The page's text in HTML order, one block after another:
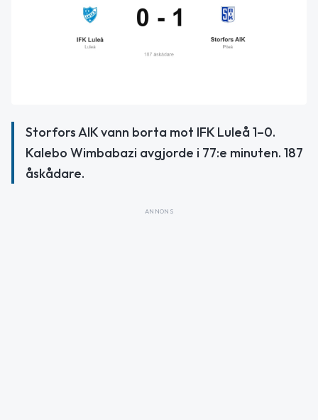
Storfors AIK vann borta mot IFK Luleå 1–0.
Kalebo Wimbabazi avgjorde i 77:e minuten. 187
åskådare.
ANNONS